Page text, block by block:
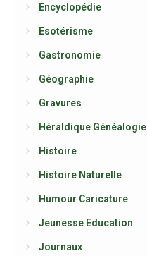
Encyclopédie
Esotérisme
Gastronomie
Géographie
Gravures
Héraldique Généalogie
Histoire
Histoire Naturelle
Humour Caricature
Jeunesse Education
Journaux